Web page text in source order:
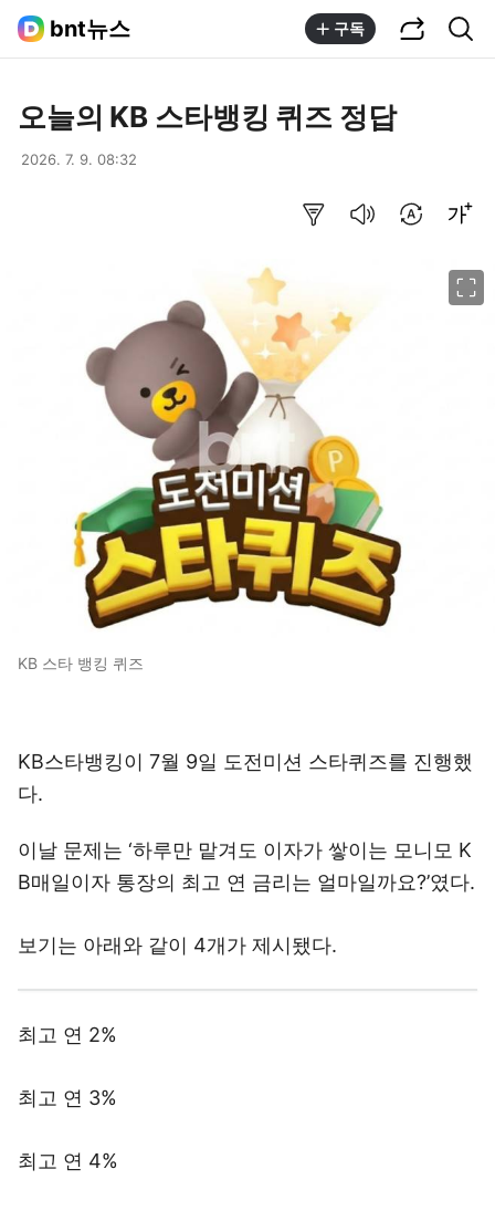
bnt뉴스 구독
오늘의 KB 스타뱅킹 퀴즈 정답
2026. 7. 9. 08:32
KB 스타 뱅킹 퀴즈
KB스타뱅킹이 7월 9일 도전미션 스타퀴즈를 진행했
다.
이날 문제는 ‘하루만 맡겨도 이자가 쌓이는 모니모 K
B매일이자 통장의 최고 연 금리는 얼마일까요?’였다.
보기는 아래와 같이 4개가 제시됐다.
최고 연 2%
최고 연 3%
최고 연 4%